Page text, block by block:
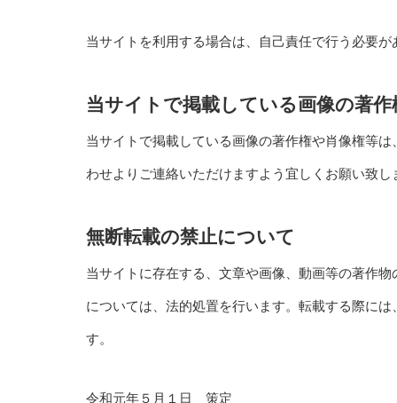
当サイトを利用する場合は、自己責任で行う必要が
当サイトで掲載している画像の著
当サイトで掲載している画像の著作権や肖像権等
わせよりご連絡いただけますよう宜しくお願い致し
無断転載の禁止について
当サイトに存在する、文章や画像、動画等の著作
については、法的処置を行います。転載する際に
す。
令和元年５月１日 策定